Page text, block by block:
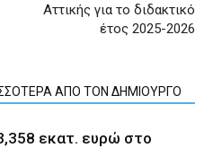
Αττικής για το διδακτικό
έτος 2025-2026
ΑΠΟ ΤΟΝ ΔΗΜΙΟΥΡΓΟ
εκατ. ευρώ στο